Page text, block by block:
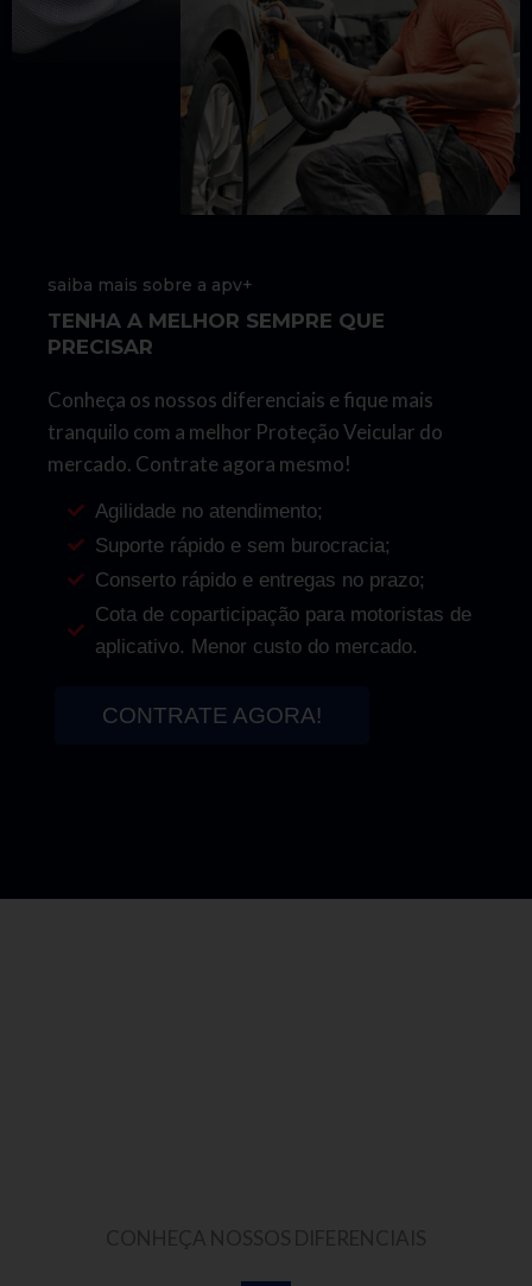
saiba mais sobre a apv+
TENHA A MELHOR SEMPRE QUE
PRECISAR
Conheça os nossos diferenciais e fique mais
tranquilo com a melhor Proteção Veicular do
mercado. Contrate agora mesmo!
Agilidade no atendimento;
Suporte rápido e sem burocracia;
Conserto rápido e entregas no prazo;
Cota de coparticipação para motoristas de
aplicativo. Menor custo do mercado.
CONTRATE AGORA!